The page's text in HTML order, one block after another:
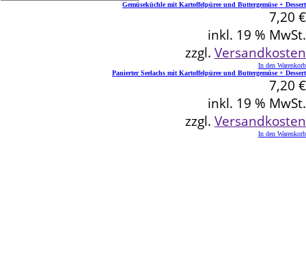
Gemüseküchle mit Kartoffelpüree und Buttergemüse + Dessert
7,20 €
inkl. 19 % MwSt.
zzgl. Versandkosten
In den Warenkorb
Panierter Seelachs mit Kartoffelpüree und Buttergemüse + Dessert
7,20 €
inkl. 19 % MwSt.
zzgl. Versandkosten
In den Warenkorb